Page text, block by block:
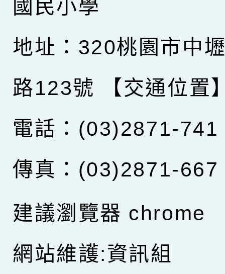
國民小學
地址：320桃園市中
路123號
【交通位置
電話：(03)2871-741
傳真：(03)2871-667
建議瀏覽器 chrome
網站維護:資訊組